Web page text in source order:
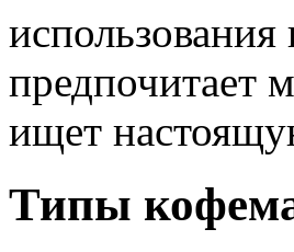
предпочитает
ищет
Типы